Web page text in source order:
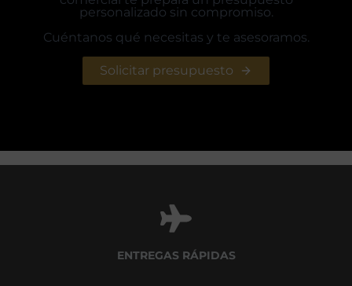
personalizado sin compromiso.
Cuéntanos qué necesitas y te asesoramos.
Solicitar presupuesto
ENTREGAS RÁPIDAS